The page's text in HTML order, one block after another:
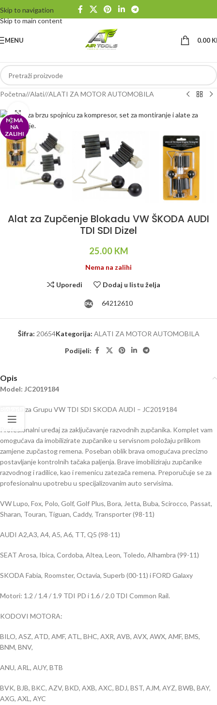
Skip to navigation
Skip to main content
MENU 0.00
Početna/ Alati/ ALATI ZA MOTOR AUTOMOBILA
NEMA
NA
ZALIHI
Klikni da uvećaš
Alat za Zupčenje Blokadu VW ŠKODA AUDI
TDI SDI Dizel
25.00 KM
Nema na zalihi
Uporedi Dodaj u listu želja
64212610
Šifra: 20654Kategorija: ALATI ZA MOTOR AUTOMOBILA
Podijeli:
Opis
Model: JC2019184
Blokada za Grupu VW TDI SDI SKODA AUDI – JC2019184
Profesionalni uređaj za zaključavanje razvodnih zupčanika. Komplet vam
omogućava da imobilizirate zupčanike u servisnom položaju prilikom
zamjene zupčastog remena. Poseban oblik brava omogućava precizno
postavljanje kontrolnih tačaka paljenja. Brave imobiliziraju zupčanike
razvodnog i radilice, kao i remenicu zatezača remena. Preporučuje se za
profesionalnu upotrebu u specijalizovanim auto servisima.
VW Lupo, Fox, Polo, Golf, Golf Plus, Bora, Jetta, Buba, Scirocco, Passat,
Sharan, Touran, Tiguan, Caddy, Transporter (98-11)
AUDI A2,A3, A4, A5, A6, TT, Q5 (98-11)
SEAT Arosa, Ibica, Cordoba, Altea, Leon, Toledo, Alhambra (99-11)
SKODA Fabia, Roomster, Octavia, Superb (00-11) i FORD Galaxy
Motori: 1.2 / 1.4 / 1.9 TDI PD i 1.6 / 2.0 TDI Common Rail.
KODOVI MOTORA:
BILO, ASZ, ATD, AMF, ATL, BHC, AXR, AVB, AVX, AWX, AMF, BMS,
BNM, BNV,
ANU, ARL, AUY, BTB
BVK, BJB, BKC, AZV, BKD, AXB, AXC, BDJ, BST, AJM, AYZ, BWB, BAY,
AXG, AXL, AYC